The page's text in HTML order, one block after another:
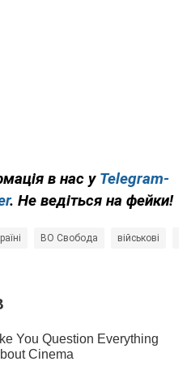
в нас у Telegram-
. Не ведіться на фейки!
ВО Свобода військові